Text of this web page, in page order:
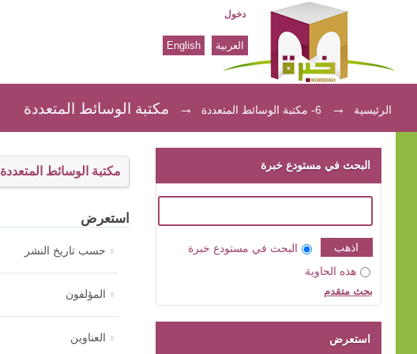
مكتبة الوسائط المتعددة
دخول
العربية English
الرئيسية → 6- مكتبة الوسائط المتعددة → مكتبة الوسائط المتعددة
مكتبة الوسائط المتعددة
استعرض
حسب تاريخ النشر
المؤلفون
العناوين
البحث في مستودع خبرة
البحث في مستودع خبرة
هذه الحاوية
بحث متقدم
استعرض